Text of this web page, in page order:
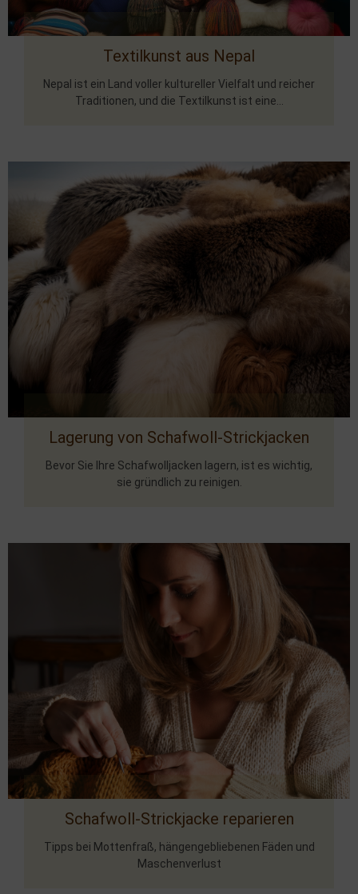
Textilkunst aus Nepal
Nepal ist ein Land voller kultureller Vielfalt und reicher
Traditionen, und die Textilkunst ist eine...
Lagerung von Schafwoll-Strickjacken
Bevor Sie Ihre Schafwolljacken lagern, ist es wichtig,
sie gründlich zu reinigen.
Schafwoll-Strickjacke reparieren
Tipps bei Mottenfraß, hängengebliebenen Fäden und
Maschenverlust